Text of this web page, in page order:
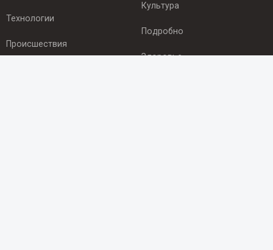
Технологии
Происшествия
Культура
Подробно
Здоровье